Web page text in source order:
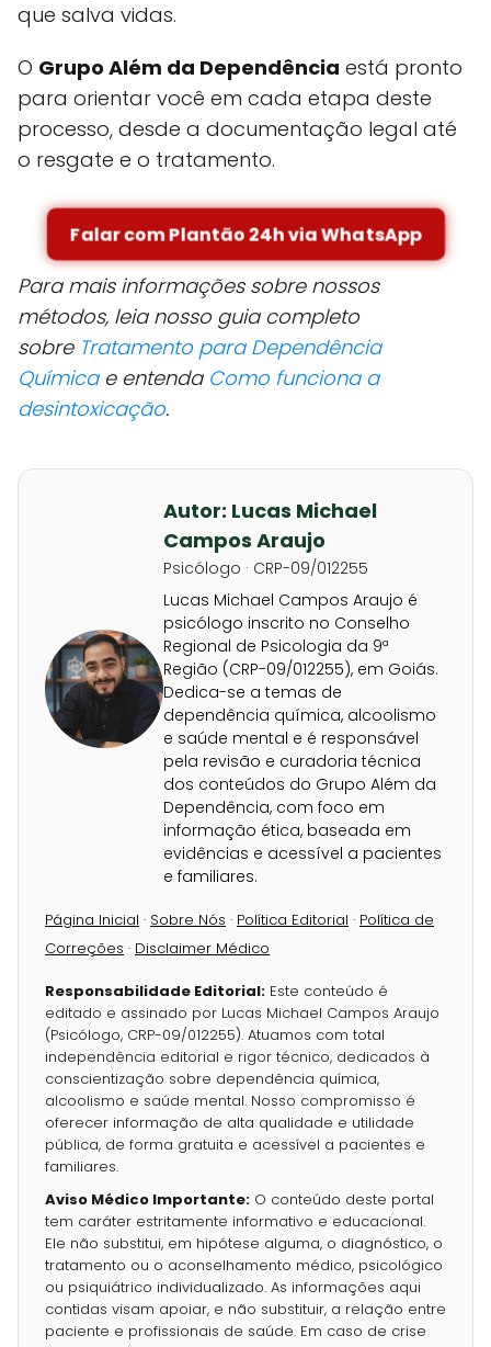
que salva vidas.
O Grupo Além da Dependência está pronto
para orientar você em cada etapa deste
processo, desde a documentação legal até
o resgate e o tratamento.
Falar com Plantão 24h via WhatsApp
Para mais informações sobre nossos
métodos, leia nosso guia completo
sobre Tratamento para Dependência
Químicae entenda Como funciona a
desintoxicação.
Autor: Lucas Michael
Campos Araujo
Psicólogo · CRP-09/012255
Lucas Michael Campos Araujo é
psicólogo inscrito no Conselho
Regional de Psicologia da 9ª
Região (CRP-09/012255), em Goiás.
Dedica-se a temas de
dependência química, alcoolismo
e saúde mental e é responsável
pela revisão e curadoria técnica
dos conteúdos do Grupo Além da
Dependência, com foco em
informação ética, baseada em
evidências e acessível a pacientes
e familiares.
Página Inicial · Sobre Nós · Política Editorial · Política de
Correções · Disclaimer Médico
Responsabilidade Editorial: Este conteúdo é
editado e assinado por Lucas Michael Campos Araujo
(Psicólogo, CRP-09/012255). Atuamos com total
independência editorial e rigor técnico, dedicados à
conscientização sobre dependência química,
alcoolismo e saúde mental. Nosso compromisso é
oferecer informação de alta qualidade e utilidade
pública, de forma gratuita e acessível a pacientes e
familiares.
Aviso Médico Importante: O conteúdo deste portal
tem caráter estritamente informativo e educacional.
Ele não substitui, em hipótese alguma, o diagnóstico, o
tratamento ou o aconselhamento médico, psicológico
ou psiquiátrico individualizado. As informações aqui
contidas visam apoiar, e não substituir, a relação entre
paciente e profissionais de saúde. Em caso de crise